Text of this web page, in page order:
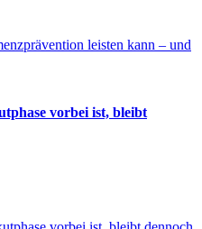
vorbei ist, bleibt